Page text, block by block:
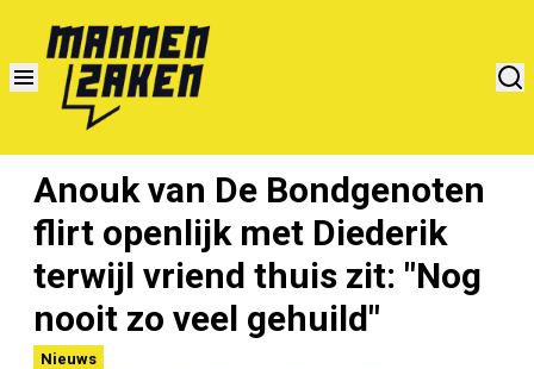
Anouk van De Bondgenoten
flirt openlijk met Diederik
terwijl vriend thuis zit: "Nog
nooit zo veel gehuild"
Nieuws